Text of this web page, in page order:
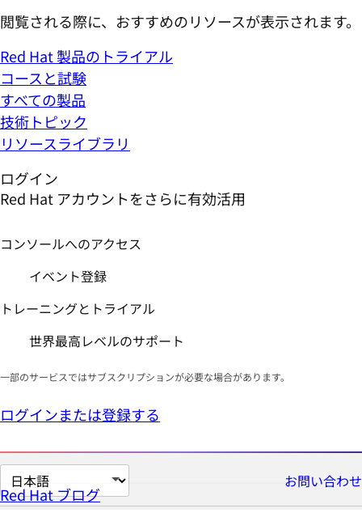
閲覧される際に、おすすめのリソースが表示されます。
Red Hat 製品のトライアル
コースと試験
すべての製品
技術トピック
リソースライブラリ
ログイン
Red Hat アカウントをさらに有効活用
コンソールへのアクセス
イベント登録
トレーニングとトライアル
世界最高レベルのサポート
一部のサービスではサブスクリプションが必要な場合があります。
ログインまたは登録する
ペ
ー
お問い合わせ
Red Hat ブログ